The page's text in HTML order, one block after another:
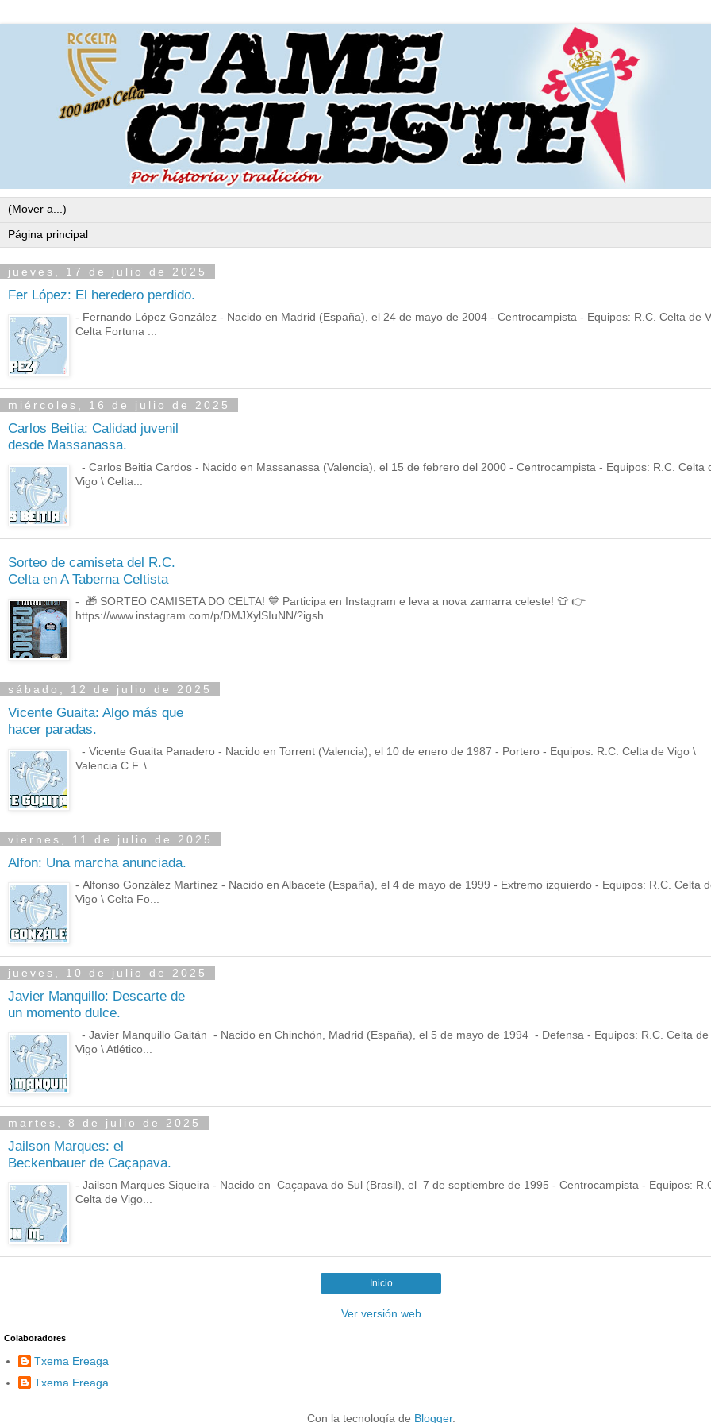
jueves, 17 de julio de 2025
Fer López: El heredero perdido.
- Fernando López González - Nacido en Madrid (España), el 24 de mayo de 2004 - Centrocampista - Equipos: R.C. Celta de
Celta Fortuna ...
miércoles, 16 de julio de 2025
Carlos Beitia: Calidad juvenil
desde Massanassa.
- Carlos Beitia Cardos - Nacido en Massanassa (Valencia), el 15 de febrero del 2000 - Centrocampista - Equipos: R.C. Celta
Vigo \ Celta...
Sorteo de camiseta del R.C.
Celta en A Taberna Celtista
- 🎁 SORTEO CAMISETA DO CELTA! 💙 Participa en Instagram e leva a nova zamarra celeste! 👕 👉
https://www.instagram.com/p/DMJXylSIuNN/?igsh...
sábado, 12 de julio de 2025
Vicente Guaita: Algo más que
hacer paradas.
- Vicente Guaita Panadero - Nacido en Torrent (Valencia), el 10 de enero de 1987 - Portero - Equipos: R.C. Celta de Vigo \
Valencia C.F. \...
viernes, 11 de julio de 2025
Alfon: Una marcha anunciada.
- Alfonso González Martínez - Nacido en Albacete (España), el 4 de mayo de 1999 - Extremo izquierdo - Equipos: R.C. Celta
Vigo \ Celta Fo...
jueves, 10 de julio de 2025
Javier Manquillo: Descarte de
un momento dulce.
- Javier Manquillo Gaitán - Nacido en Chinchón, Madrid (España), el 5 de mayo de 1994 - Defensa - Equipos: R.C. Celta de
Vigo \ Atlético...
martes, 8 de julio de 2025
Jailson Marques: el
Beckenbauer de Caçapava.
- Jailson Marques Siqueira - Nacido en Caçapava do Sul (Brasil), el 7 de septiembre de 1995 - Centrocampista - Equipos:
Celta de Vigo...
Inicio
Ver versión web
Colaboradores
Txema Ereaga
Txema Ereaga
Con la tecnología de Blogger.